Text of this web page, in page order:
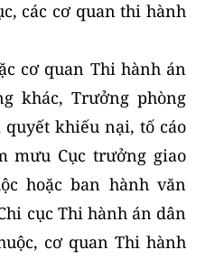
các cơ quan thi hành
cơ quan Thi hành án
khác, Trưởng phòng
khiếu nại, tố cáo
mưu Cục trưởng giao
hoặc ban hành văn
cục Thi hành án dân
cơ quan Thi hành